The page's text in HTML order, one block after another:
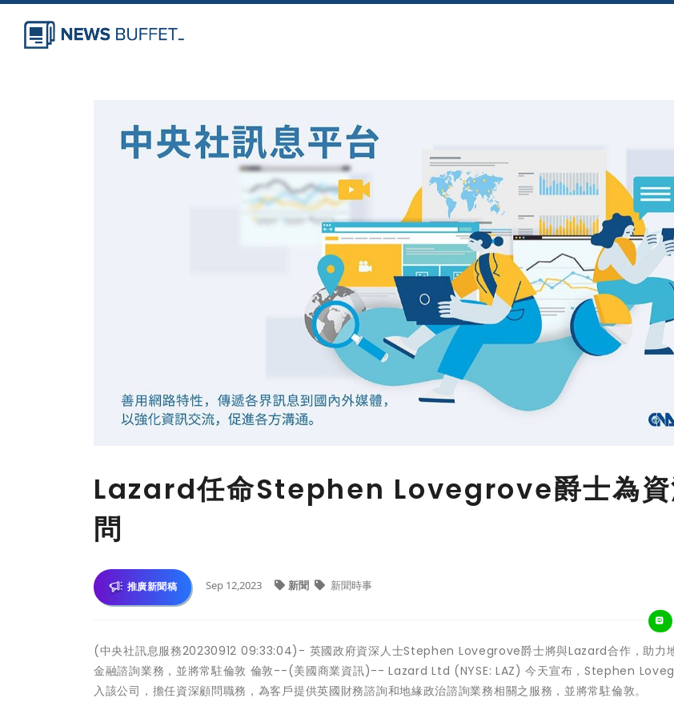
Lazard任命Stephen Lovegrove爵士為資
問
推廣新聞稿 Sep 12,2023 新聞 新聞時事
(中央社訊息服務20230912 09:33:04)- 英國政府資深人士Stephen Lovegrove爵士將與Lazard合作，助力
金融諮詢業務，並將常駐倫敦 倫敦--(美國商業資訊)-- Lazard Ltd (NYSE: LAZ) 今天宣布，Stephen
入該公司，擔任資深顧問職務，為客戶提供英國財務諮詢和地緣政治諮詢業務相關之服務，並將常駐倫敦。